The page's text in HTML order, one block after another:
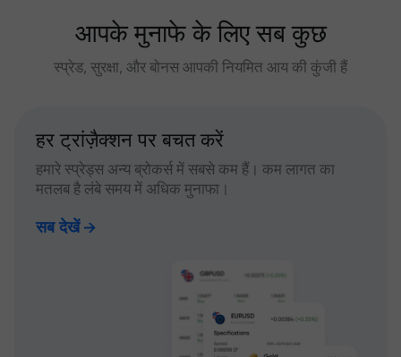
आपके मुनाफे के लिए सब कुछ
स्प्रेड, सुरक्षा, और बोनस आपकी नियमित आय की कुंजी हैं
हर ट्रांज़ैक्शन पर बचत करें
हमारे स्प्रेड्स अन्य ब्रोकर्स में सबसे कम हैं। कम लागत का
मतलब है लंबे समय में अधिक मुनाफा।
सब देखें